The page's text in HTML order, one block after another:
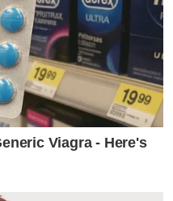
Viagra - Here's